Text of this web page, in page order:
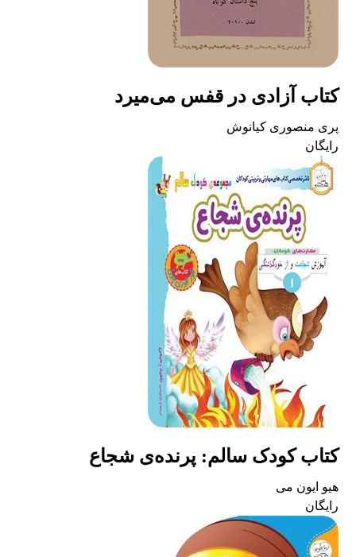
کتاب آزادی در قفس می‌میرد
پری منصوری کیانوش
رایگان
کتاب کودک سالم: پرنده‌ی شجاع
هیو ایون می
رایگان